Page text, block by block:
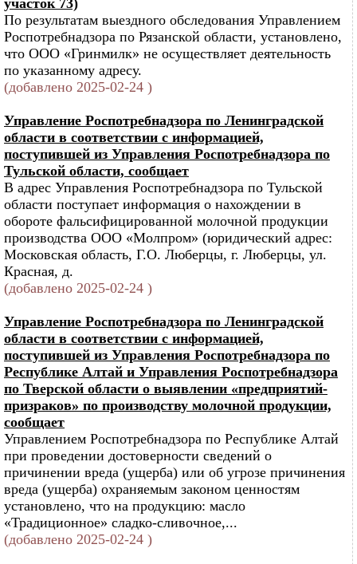
участок 73)
По результатам выездного обследования Управлением
Роспотребнадзора по Рязанской области, установлено,
что ООО «Гринмилк» не осуществляет деятельность
по указанному адресу.
(добавлено 2025-02-24 )
Управление Роспотребнадзора по Ленинградской
области в соответствии с информацией,
поступившей из Управления Роспотребнадзора по
Тульской области, сообщает
В адрес Управления Роспотребнадзора по Тульской
области поступает информация о нахождении в
обороте фальсифицированной молочной продукции
производства ООО «Молпром» (юридический адрес:
Московская область, Г.О. Люберцы, г. Люберцы, ул.
Красная, д.
(добавлено 2025-02-24 )
Управление Роспотребнадзора по Ленинградской
области в соответствии с информацией,
поступившей из Управления Роспотребнадзора по
Республике Алтай и Управления Роспотребнадзора
по Тверской области о выявлении «предприятий-
призраков» по производству молочной продукции,
сообщает
Управлением Роспотребнадзора по Республике Алтай
при проведении достоверности сведений о
причинении вреда (ущерба) или об угрозе причинения
вреда (ущерба) охраняемым законом ценностям
установлено, что на продукцию: масло
«Традиционное» сладко-сливочное,...
(добавлено 2025-02-24 )